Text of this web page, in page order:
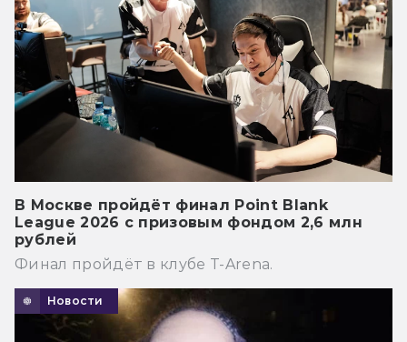
В Москве пройдёт финал Point Blank
League 2026 с призовым фондом 2,6 млн
рублей
Финал пройдёт в клубе T-Arena.
Новости